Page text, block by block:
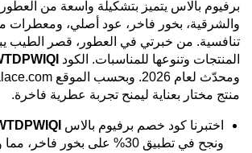
برفيوم بالاس يتميز بتشكيلة واسعة من العطور
والشرقية، بخور فاخر، عود أصلي، ومعطرات
تنافسية. من خبرتي في العطور، قصر الطيب
المنتجات وتنوعها للمناسبات. الكود
منتج مختار بعناية ليمنح تجربة عطرية فاخرة.
اختبرنا كود خصم برفيوم بالاس